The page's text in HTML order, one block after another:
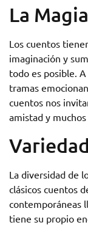
La
Los cuentos
imaginación y
todo es posible.
tramas
cuentos nos
amistad y
La diversidad de
clásicos cuentos
contemporáneas
tiene su propio